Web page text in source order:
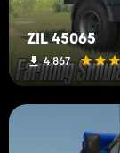
ZIL 45065
4 867